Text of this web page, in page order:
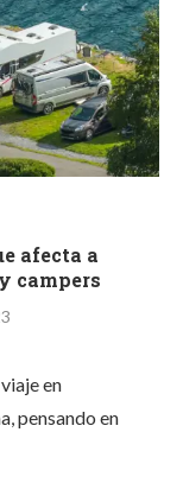
afecta a
campers
en
pensando en